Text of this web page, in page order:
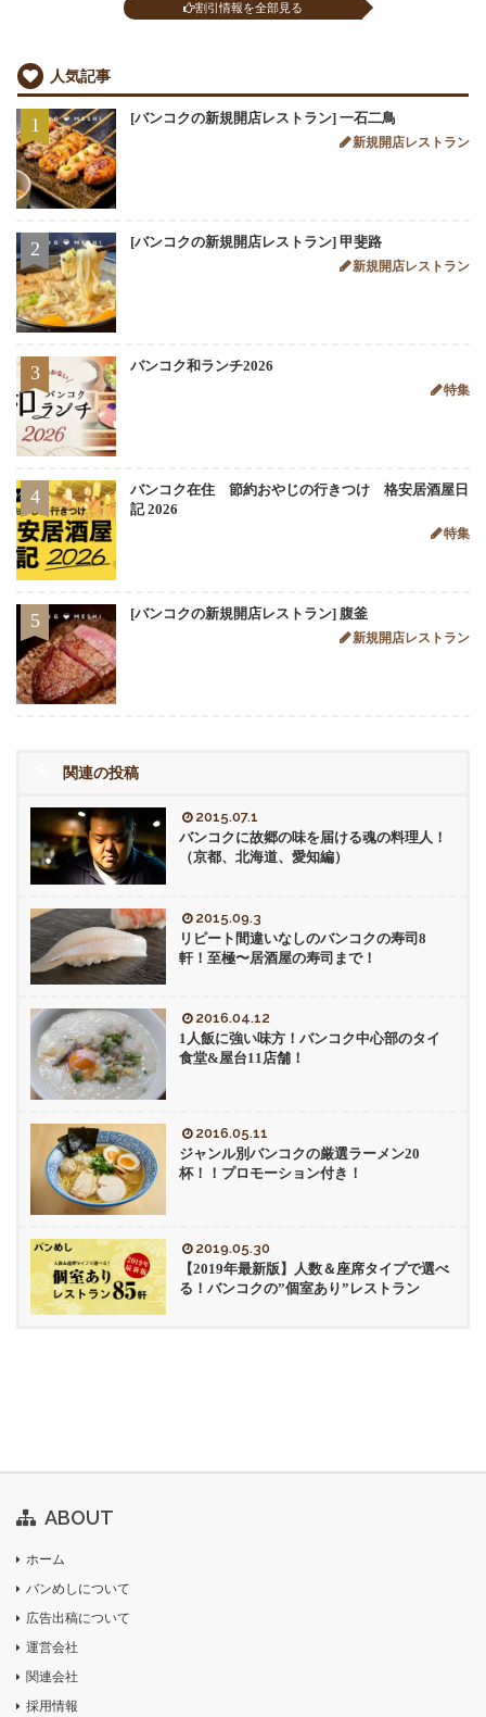
割引情報を全部見る
人気記事
1 [バンコクの新規開店レストラン] 一石二鳥
新規開店レストラン
2 [バンコクの新規開店レストラン] 甲斐路
新規開店レストラン
3 バンコク和ランチ2026
特集
4
バンコク在住 節約おやじの行きつけ 格安居酒屋日
記 2026
特集
5 [バンコクの新規開店レストラン] 腹釜
新規開店レストラン
関連の投稿
2015.07.1
バンコクに故郷の味を届ける魂の料理人！
（京都、北海道、愛知編）
2015.09.3
リピート間違いなしのバンコクの寿司8
軒！至極〜居酒屋の寿司まで！
2016.04.12
1人飯に強い味方！バンコク中心部のタイ
食堂&屋台11店舗！
2016.05.11
ジャンル別バンコクの厳選ラーメン20
杯！！プロモーション付き！
2019.05.30
【2019年最新版】人数＆座席タイプで選べ
る！バンコクの”個室あり”レストラン
ABOUT
ホーム
バンめしについて
広告出稿について
運営会社
関連会社
採用情報